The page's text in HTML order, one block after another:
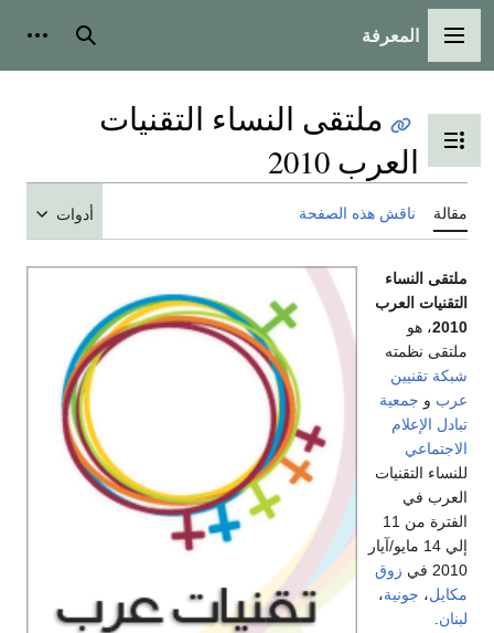
القائمة الرئيسية
المعرفة بحث
تبديل عرض جدول المحتويات
ملتقى النساء التقنيات
العرب 2010
مقالة ناقش هذه الصفحة أدوات
ملتقى النساء
التقنيات العرب
2010، هو
ملتقى نظمته
شبكة تقنيين
عرب و جمعية
تبادل الإعلام
الاجتماعي
للنساء التقنيات
العرب في
الفترة من 11
إلي 14 مايو/آيار
2010 في
زوق
مكايل، جونية،
لبنان